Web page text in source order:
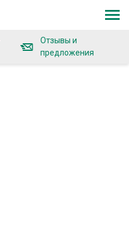
Отзывы и
предложения